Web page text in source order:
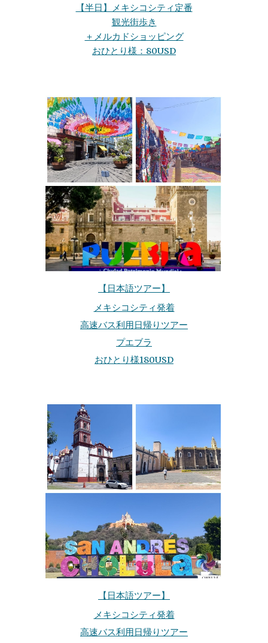
【半日】メキシコシティ定番
観光街歩き
＋メルカドショッピング
おひとり様：80USD
【日本語ツアー】
メキシコシティ発着
高速バス利用日帰りツアー
プエブラ
おひとり様180USD
【日本語ツアー】
メキシコシティ発着
高速バス利用日帰りツアー